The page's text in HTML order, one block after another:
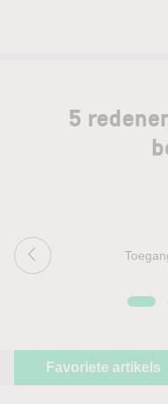
5
Favoriete artikels